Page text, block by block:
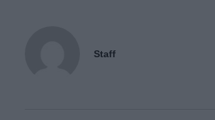
Staff